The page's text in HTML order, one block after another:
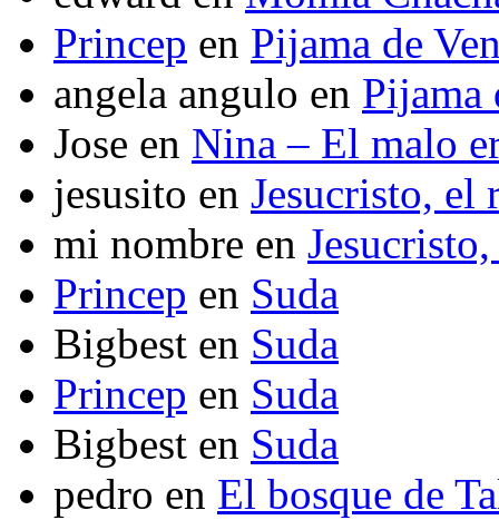
Princep en Pijama de
angela angulo en Pijama
Jose en Nina – El malo
jesusito en Jesucristo, el
mi nombre en
Princep en Suda
Bigbest en Suda
Princep en Suda
Bigbest en Suda
pedro en El bosque de